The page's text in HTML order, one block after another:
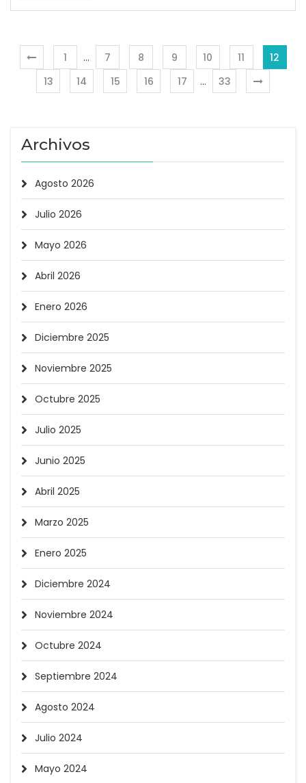
1 … 7 8 9 10 11
12
13
14 15 16 17 … 33
Archivos
Agosto 2026
Julio 2026
Mayo 2026
Abril 2026
Enero 2026
Diciembre 2025
Noviembre 2025
Octubre 2025
Julio 2025
Junio 2025
Abril 2025
Marzo 2025
Enero 2025
Diciembre 2024
Noviembre 2024
Octubre 2024
Septiembre 2024
Agosto 2024
Julio 2024
Mayo 2024